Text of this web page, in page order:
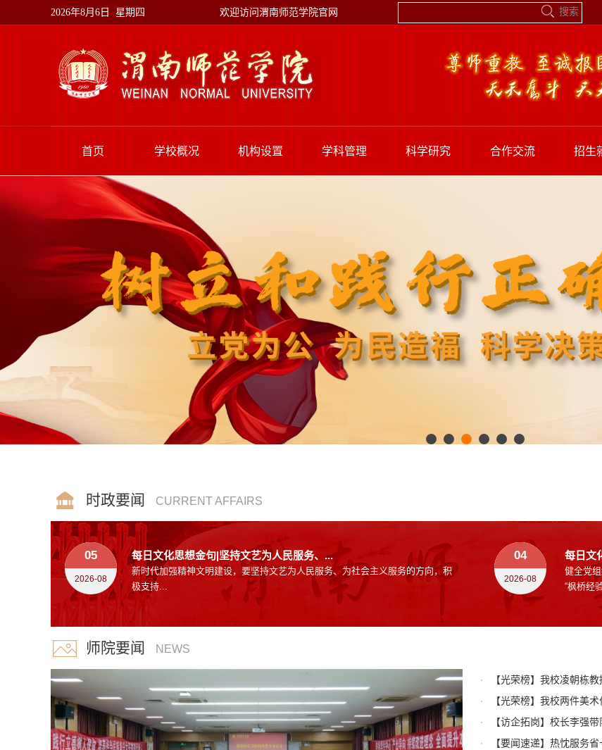
2026年8月6日 星期四 欢迎访问渭南师范学院官网
首页 学校概况 机构设置 学科管理 科学研究 合作交流 招生
时政要闻 CURRENT AFFAIRS
05
2026-08
每日文化思想金句|坚持文艺为人民服务、...
新时代加强精神文明建设，要坚持文艺为人民服务、为社会主义服务的方向，积
极支持...
04
2026-08
每日文
健全党
“枫桥经
师院要闻 NEWS
·
【光荣榜】我校凌朝栋
·
【光荣榜】我校两件美
·
【访企拓岗】校长李强
·
【要闻速递】热忱服务